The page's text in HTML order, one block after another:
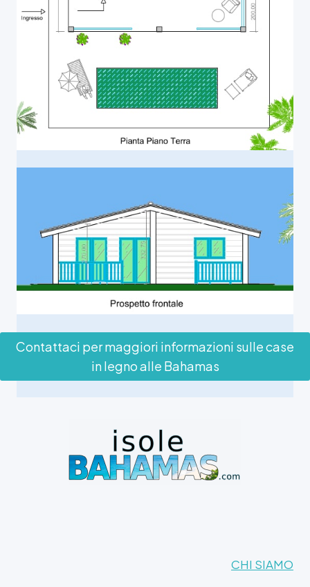
Contattaci per maggiori informazioni sulle case
in legno alle Bahamas
CHI SIAMO